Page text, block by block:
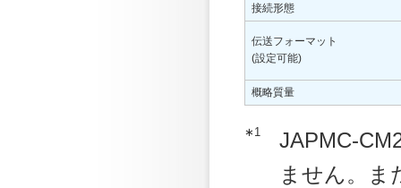
接続形態
伝送フォーマット
(設定可能)
概略質量
∗1
JAPMC-
ません。ま